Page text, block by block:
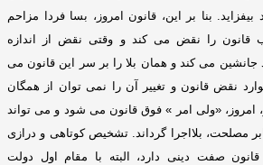
بنا بر این، قانون امروز، بسا فردا مزاحم
قانون را نقض می کند و وقتی نقض از اندازه
جانشین می کند و همان بلا را بر سر این قانون می
نقض قانون و تغییر آن را نمی توان از همگان
امروز،«ولی امر » فوق قانون می شود و می تواند
مصلحت، بلااجرا گرداند
تشخیص کوتاهی و درازی
قانون صفت دینی دارد، البته با مقام اول دولت